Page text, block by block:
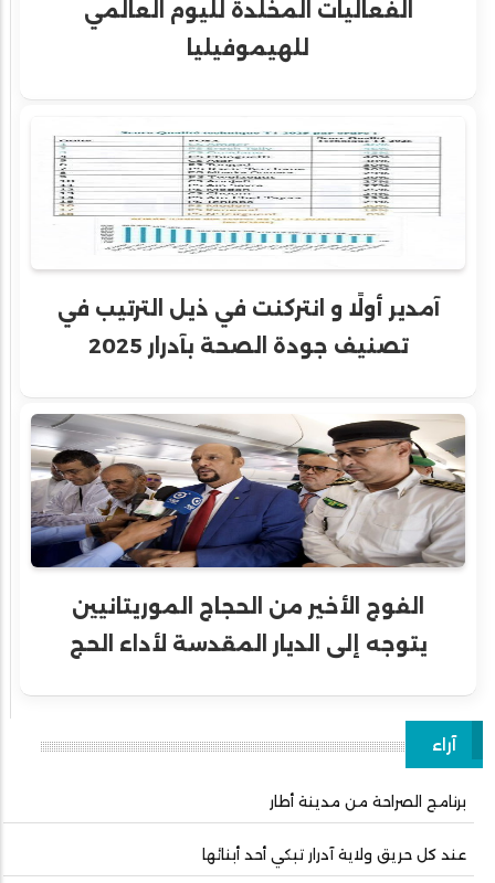
الفعاليات المخلدة لليوم العالمي
للهيموفيليا
آمدير أولًا و انتركنت في ذيل الترتيب في
تصنيف جودة الصحة بآدرار 2025
الفوج الأخير من الحجاج الموريتانيين
يتوجه إلى الديار المقدسة لأداء الحج
آراء
برنامج الصراحة من مدينة أطار
عند كل حريق ولاية آدرار تبكي أحد أبنائها